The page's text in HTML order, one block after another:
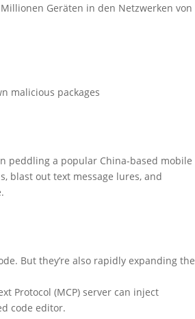
Geräten in den Netzwerken von
malicious packages
peddling a popular China-based mobile
blast out text message lures, and
But they’re also rapidly expanding the
Protocol (MCP) server can inject
code editor.